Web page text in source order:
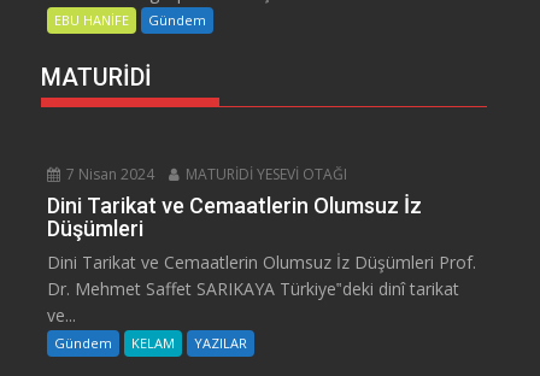
EBU HANİFE Gündem
MATURİDİ
7 Nisan 2024 MATURİDİ YESEVİ OTAĞI
Dini Tarikat ve Cemaatlerin Olumsuz İz
Düşümleri
Dini Tarikat ve Cemaatlerin Olumsuz İz Düşümleri Prof.
Dr. Mehmet Saffet SARIKAYA Türkiye‟deki dinî tarikat
ve...
Gündem KELAM YAZILAR